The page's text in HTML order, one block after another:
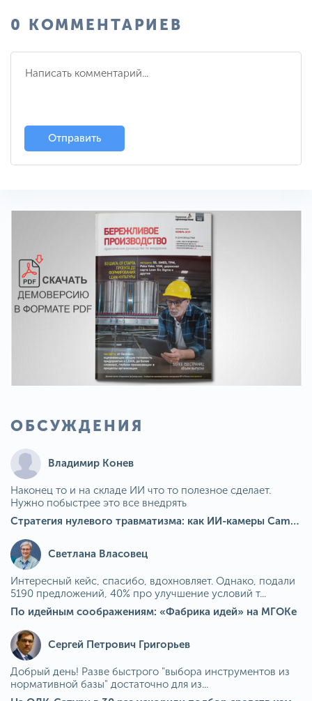
0 КОММЕНТАРИЕВ
Отправить
ОБСУЖДЕНИЯ
Владимир Конев
Наконец то и на складе ИИ что то полезное сделает.
Нужно побыстрее это все внедрять
Стратегия нулевого травматизма: как ИИ-камеры Camkord снижают риск наезда на пешехода при работе на погрузчике
Светлана Власовец
Интересный кейс, спасибо, вдохновляет. Однако, подали
5190 предложений, 40% про улучшение условий т...
По идейным соображениям: «Фабрика идей» на МГОКе
Сергей Петрович Григорьев
Добрый день! Разве быстрого "выбора инструментов из
нормативной базы" достаточно для из...